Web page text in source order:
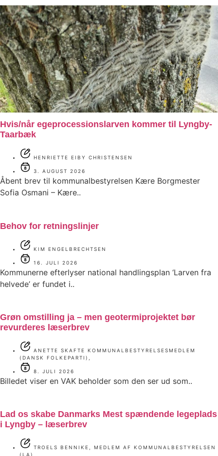
Hvis/når egeprocessionslarven kommer til Lyngby-
Taarbæk
HENRIETTE EIBY CHRISTENSEN
3. AUGUST 2026
Åbent brev til kommunalbestyrelsen Kære Borgmester
Sofia Osmani – Kære..
Behov for retningslinjer
KIM ENGELBRECHTSEN
16. JULI 2026
Kommunerne efterlyser national handlingsplan ‘Larven fra
helvede’ er fundet i..
Grøn omstilling ja – men geotermiprojektet bør
revurderes læserbrev
ANETTE SKAFTE KOMMUNALBESTYRELSESMEDLEM
(DANSK FOLKEPARTI),
8. JULI 2026
Billedet viser en VAK beholder som den ser ud som..
Lad os skabe Danmarks Mest spændende legeplads
i Lyngby – læserbrev
TROELS BENNIKE, MEDLEM AF KOMMUNALBESTYRELSEN
(LA)